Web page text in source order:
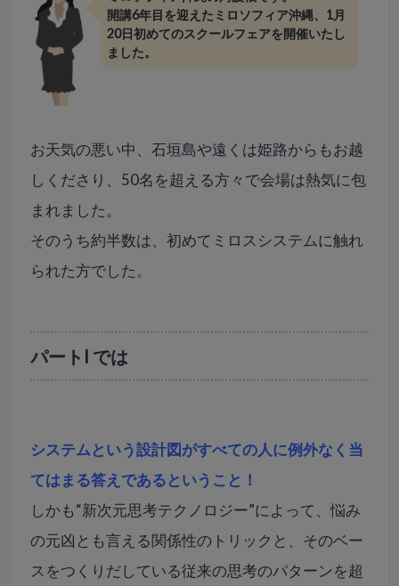
開講6年目を迎えたミロソフィア沖縄、1月
20日初めてのスクールフェアを開催いたし
ました。
お天気の悪い中、石垣島や遠くは姫路からもお越
しくださり、50名を超える方々で会場は熱気に包
まれました。
そのうち約半数は、初めてミロスシステムに触れ
られた方でした。
パートⅠ では
システムという設計図がすべての人に例外なく当
てはまる答えであるということ！
しかも“新次元思考テクノロジー”によって、悩み
の元凶とも言える関係性のトリックと、そのベー
スをつくりだしている従来の思考のパターンを超